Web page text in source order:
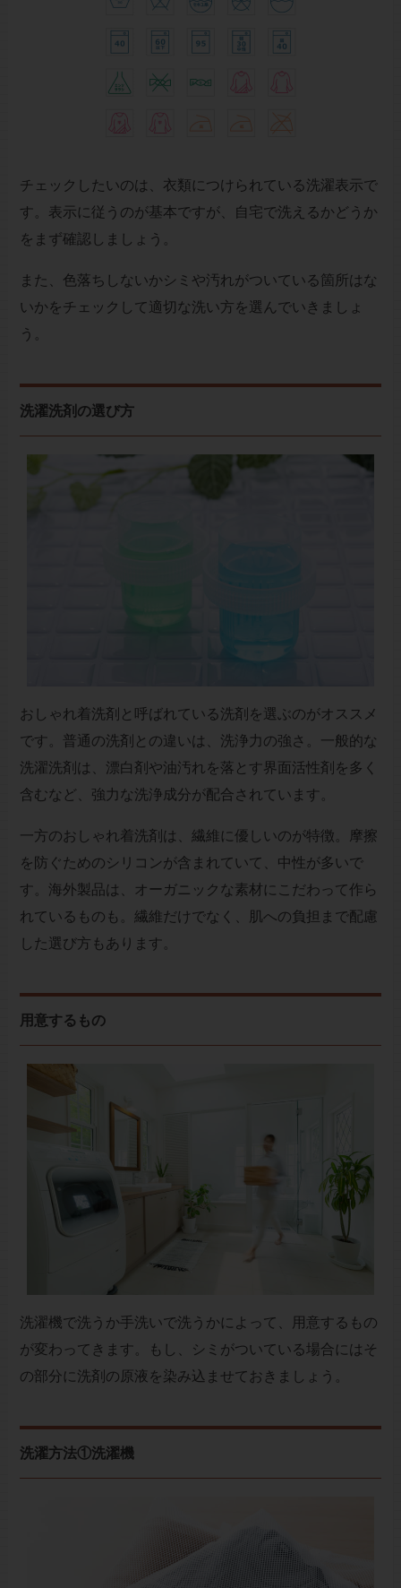
チェックしたいのは、衣類につけられている洗濯表示で
す。表示に従うのが基本ですが、自宅で洗えるかどうか
をまず確認しましょう。
また、色落ちしないかシミや汚れがついている箇所はな
いかをチェックして適切な洗い方を選んでいきましょ
う。
洗濯洗剤の選び方
おしゃれ着洗剤と呼ばれている洗剤を選ぶのがオススメ
です。普通の洗剤との違いは、洗浄力の強さ。一般的な
洗濯洗剤は、漂白剤や油汚れを落とす界面活性剤を多く
含むなど、強力な洗浄成分が配合されています。
一方のおしゃれ着洗剤は、繊維に優しいのが特徴。摩擦
を防ぐためのシリコンが含まれていて、中性が多いで
す。海外製品は、オーガニックな素材にこだわって作ら
れているものも。繊維だけでなく、肌への負担まで配慮
した選び方もあります。
用意するもの
洗濯機で洗うか手洗いで洗うかによって、用意するもの
が変わってきます。もし、シミがついている場合にはそ
の部分に洗剤の原液を染み込ませておきましょう。
洗濯方法①洗濯機